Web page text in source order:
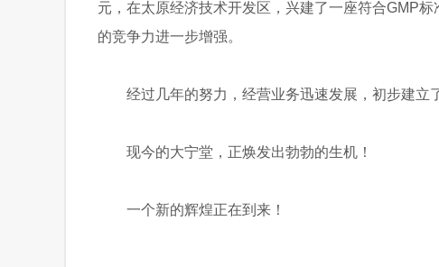
元，在太原经济技术开发区，兴建了一座符合GMP
的竞争力进一步增强。
经过几年的努力，经营业务迅速发展，初步建立
现今的大宁堂，正焕发出勃勃的生机！
一个新的辉煌正在到来！